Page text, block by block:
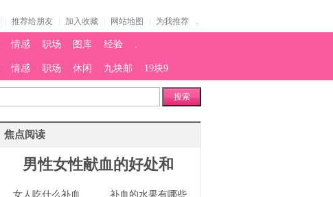
推荐给朋友 加入收藏 网站地图 为我推荐 .
情感 职场 图库 经验 .
情感 职场 休闲 九块邮 19块9
搜索
焦点阅读
男性女性献血的好处和
女人吃什么补血 补血的水果有哪些